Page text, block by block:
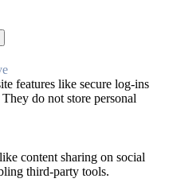
features like secure log-ins
do not store personal
content sharing on social
third-party tools.